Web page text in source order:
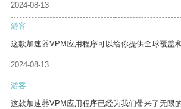
2024-08-13
游客
这款加速器VPM应用程序可以给你提供全球覆盖
2024-08-13
游客
这款加速器VPM应用程序已经为我们带来了无限